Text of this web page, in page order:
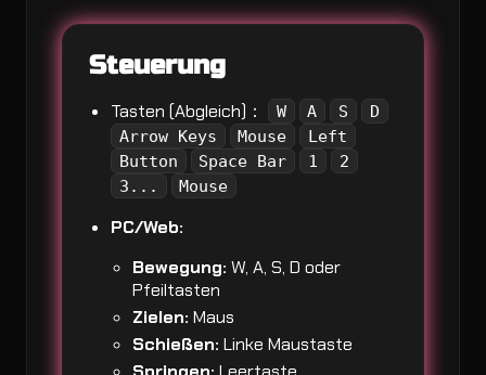
Steuerung
Tasten (Abgleich)： W A S
D
Arrow Keys
Mouse
Left
Button
Space Bar 1
2
3...
Mouse
PC/Web:
Bewegung: W, A, S, D oder
Pfeiltasten
Zielen: Maus
Schießen: Linke Maustaste